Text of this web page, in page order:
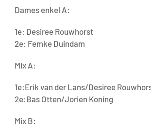
Dames enkel A:
1e: Desiree Rouwhorst
2e: Femke Duindam
Mix A:
1e:Erik van der Lans/Desiree
2e:Bas Otten/Jorien Koning
Mix B: